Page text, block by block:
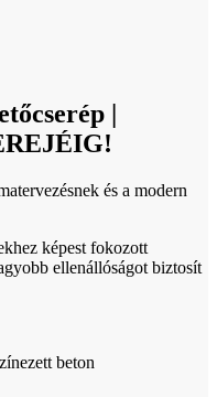
|
és a modern
képest fokozott
ellenállóságot biztosít
beton